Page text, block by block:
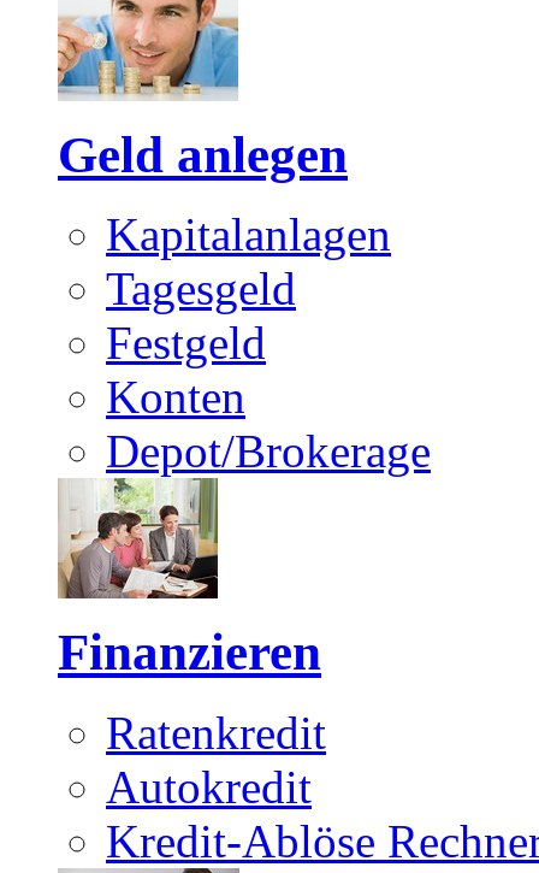
Geld anlegen
Kapitalanlagen
Tagesgeld
Festgeld
Konten
Depot/Brokerage
Finanzieren
Ratenkredit
Autokredit
Kredit-Ablöse